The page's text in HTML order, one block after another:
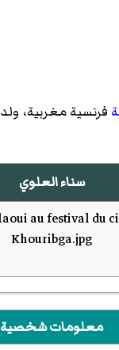
سناء العلوي
معلومات شخصية